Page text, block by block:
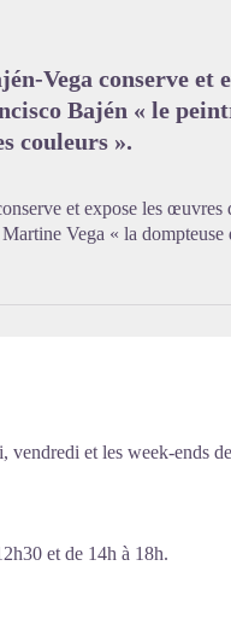
Vega conserve et
Bajén « le
couleurs ».
et expose les œuvres
Vega « la dompteuse
et les week-ends
et de 14h à 18h.